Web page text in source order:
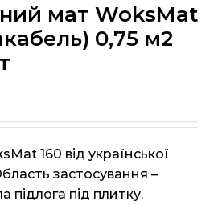
мат WoksMat
0,75 м2
160 від української
застосування –
підлога під плитку.